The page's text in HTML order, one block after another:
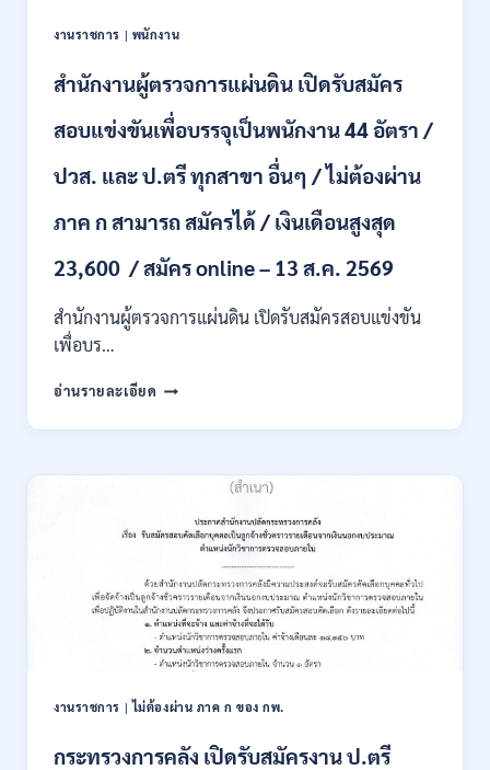
เป็น
ชั่วคราว
หลาย
อัตรา
/
ป.ตรี
หลาย
+
เงิน
สูงสุด
15
2569
งานราชการ | พนักงาน
สำนักงานผู้ตรวจการแผ่นดิน เปิดรับสมัคร
สอบแข่งขันเพื่อบรรจุเป็นพนักงาน 44 อัตรา /
ปวส. และ ป.ตรี ทุกสาขา อื่นๆ / ไม่ต้องผ่าน
ภาค ก สามารถ สมัครได้ / เงินเดือนสูงสุด
23,600 / สมัคร online – 13 ส.ค. 2569
สำนักงานผู้ตรวจการแผ่นดิน เปิดรับสมัครสอบแข่งขัน
เพื่อบร…
อ่านรายละเอียด สำนักงาน
ตรวจ
แผ่น
รับ
สอบ
แข่งขัน
เพื่อ
บรรจุ
เป็น
44
/
งานราชการ |ไม่ต้องผ่าน ภาค ก ของ กพ.
กระทรวงการคลัง เปิดรับสมัครงาน ป.ตรี